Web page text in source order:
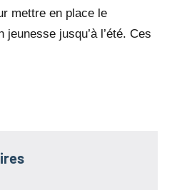
mettre en place le
jeunesse jusqu’à l’été. Ces